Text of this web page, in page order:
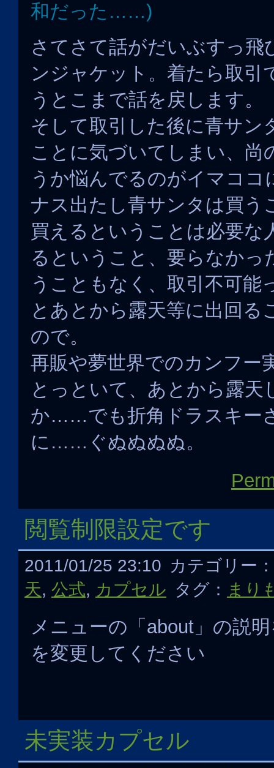
和だった……)
さてさて話がだいぶすっ飛
ンジャケット。着たら取引
うとこまで話を戻します。
そして取引した後に青サン
ことに気づいてしまい、尚
うか悩んでるのがイマココ
ナス出たし青サンタは買う
買えるということは必要な
るということ、要らなかっ
うこともなく、取引不可能
とあとから露天等に出回る
ので。
再販や夢世界でのカンフー
とっといて、あとから露天
か……でも折角ドラスキー
に……ぐぬぬぬぬ。
閲覧制限設定です
2011/01/25 23:10 カテゴリー：
天, 公式, カプセル タグ： まり
メニューの「about」の説
を変更してください
未実装カプセル